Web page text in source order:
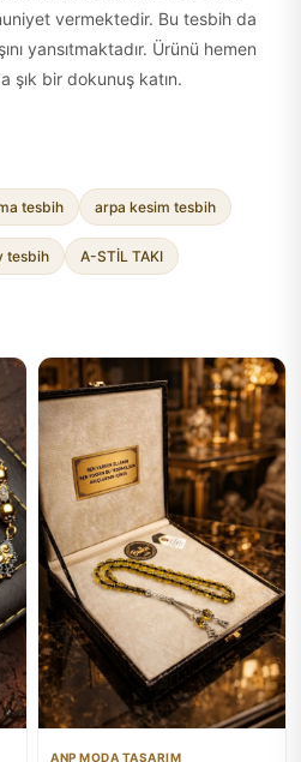
vermektedir. Bu tesbih da
yansıtmaktadır. Ürünü hemen
şık bir dokunuş katın.
tesbih arpa kesim tesbih
tesbih A-STİL TAKI
ANP MODA TASARIM